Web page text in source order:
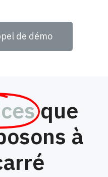
de démo
que
à